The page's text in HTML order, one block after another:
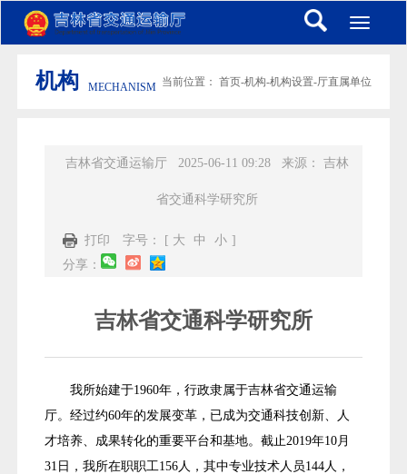
Toggle
机构 MECHANISM 当前位置： 首页-机构-机构设置-厅直属单位
吉林省交通运输厅 2025-06-11 09:28 来源： 吉林
省交通科学研究所
打印 字号： [ 大 中 小 ]
分享：
吉林省交通科学研究所
我所始建于1960年，行政隶属于吉林省交通运输
厅。经过约60年的发展变革，已成为交通科技创新、人
才培养、成果转化的重要平台和基地。截止2019年10月
31日，我所在职职工156人，其中专业技术人员144人，